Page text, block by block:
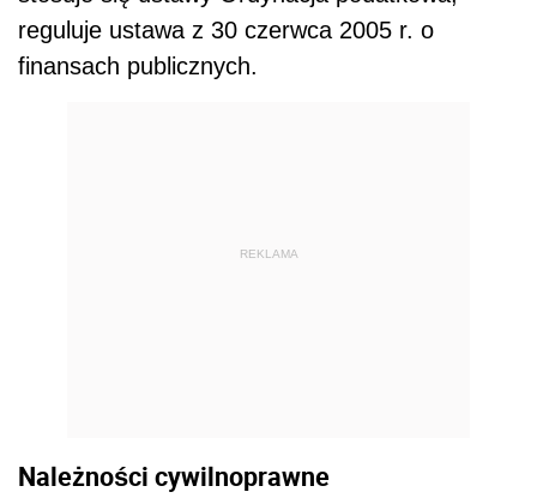
reguluje ustawa z 30 czerwca 2005 r. o
finansach publicznych.
REKLAMA
Należności cywilnoprawne